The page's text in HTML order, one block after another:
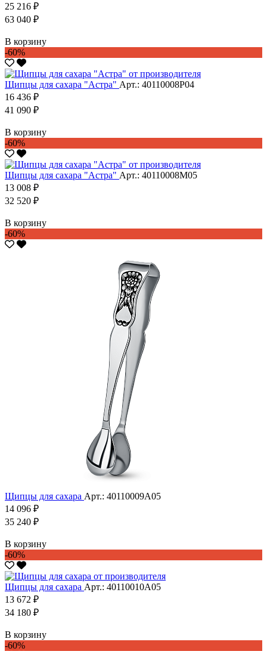
25 216 ₽
63 040 ₽
В корзину
-60%
Щипцы для сахара "Астра" Арт.: 40110008Р04
16 436 ₽
41 090 ₽
В корзину
-60%
Щипцы для сахара "Астра" Арт.: 40110008М05
13 008 ₽
32 520 ₽
В корзину
-60%
Щипцы для сахара Арт.: 40110009А05
14 096 ₽
35 240 ₽
В корзину
-60%
Щипцы для сахара Арт.: 40110010А05
13 672 ₽
34 180 ₽
В корзину
-60%